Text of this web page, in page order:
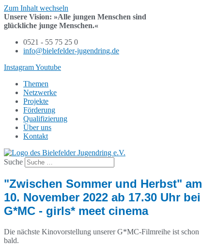
Zum Inhalt wechseln
Unsere Vision: »Alle jungen Menschen sind
glückliche junge Menschen.«
0521 - 55 75 25 0
info@bielefelder-jugendring.de
InstagramYoutube
Themen
Netzwerke
Projekte
Förderung
Qualifizierung
Über uns
Kontakt
Suche
"Zwischen Sommer und Herbst" am
10. November 2022 ab 17.30 Uhr bei
G*MC - girls* meet cinema
Die nächste Kinovorstellung unserer G*MC-Filmreihe ist schon
bald.